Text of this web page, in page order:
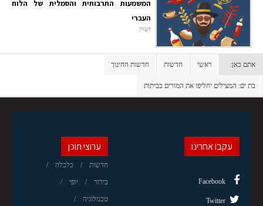
המשמעות התרבותית והסמלית של הלוח
העברי
דעות
אתם כאן: ראשי חדשות חדשות החינוך
בת ים: המצילים יחליפו את המורים בכיתות
ערוצי תוכן
חדשות כלכלה
בידור יופי
טכנולוגיה
עקבו אחרינו
Facebook
Twitter